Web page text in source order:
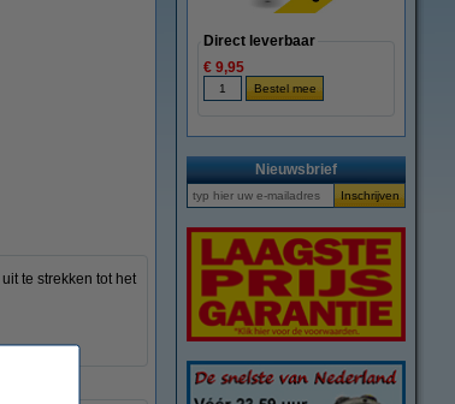
vergroten
te strekken tot het
Direct leverbaar
€ 9,95
Nieuwsbrief